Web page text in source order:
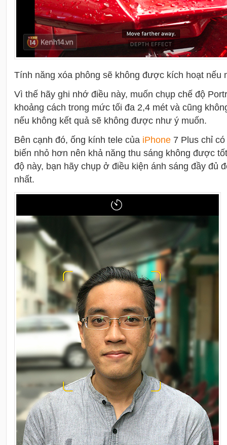
Tính năng xóa phông sẽ không được kích hoạt nếu
Vì thế hãy ghi nhớ điều này, muốn chụp chế độ
khoảng cách trong mức tối đa 2,4 mét và cũng
nếu không kết quả sẽ không được như ý muốn.
Bên cạnh đó, ống kính tele của iPhone 7 Plus chỉ
biến nhỏ hơn nên khả năng thu sáng không được
độ này, bạn hãy chụp ở điều kiện ánh sáng đầy đủ
nhất.